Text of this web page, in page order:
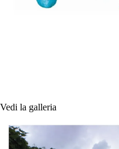
Vedi la galleria